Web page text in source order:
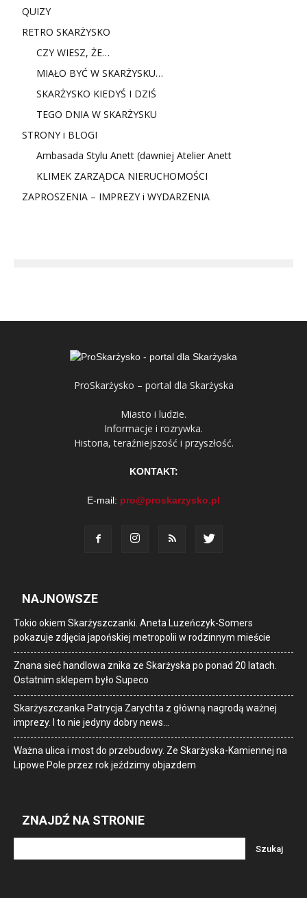
QUIZY
RETRO SKARŻYSKO
CZY WIESZ, ŻE…
MIAŁO BYĆ W SKARŻYSKU…
SKARŻYSKO KIEDYŚ I DZIŚ
TEGO DNIA W SKARŻYSKU
STRONY i BLOGI
Ambasada Stylu Anett (dawniej Atelier Anett
KLIMEK ZARZĄDCA NIERUCHOMOŚCI
ZAPROSZENIA – IMPREZY i WYDARZENIA
ProSkarżysko – portal dla Skarżyska
Miasto i ludzie.
Informacje i rozrywka.
Historia, teraźniejszość i przyszłość.
KONTAKT:
E-mail: pro@proskarzysko.pl
NAJNOWSZE
Tokio okiem Skarżyszczanki. Aneta Luzeńczyk-Somers
pokazuje zdjęcia japońskiej metropolii w rodzinnym mieście
Znana sieć handlowa znika ze Skarżyska po ponad 20 latach.
Ostatnim sklepem było Supeco
Skarżyszczanka Patrycja Zarychta z główną nagrodą ważnej
imprezy. I to nie jedyny dobry news…
Ważna ulica i most do przebudowy. Ze Skarżyska-Kamiennej na
Lipowe Pole przez rok jeździmy objazdem
ZNAJDŹ NA STRONIE